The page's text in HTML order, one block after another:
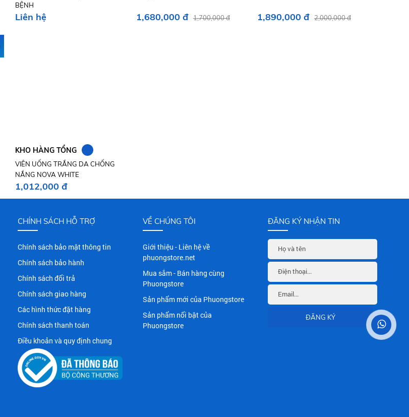
BỆNH
Liên hệ 1,680,000 đ 1,700,000 đ 1,890,000 đ 2,000,000 đ
KHO HÀNG TỔNG
VIÊN UỐNG TRẮNG DA CHỐNG
NẮNG NOVA WHITE
1,012,000 đ
CHÍNH SÁCH HỖ TRỢ
Chính sách bảo mật thông tin
Chính sách bảo hành
Chính sách đổi trả
Chính sách giao hàng
Các hình thức đặt hàng
Chính sách thanh toán
Điều khoản và quy định chung
VỀ CHÚNG TÔI
Giới thiệu - Liên hệ về
phuongstore.net
Mua sắm - Bán hàng cùng
Phuongstore
Sản phẩm mới của Phuongstore
Sản phẩm nổi bật của
Phuongstore
ĐĂNG KÝ NHẬN TIN